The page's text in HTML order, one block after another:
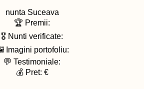
nunta Suceava
🏆 Premii:
🎖️ Nunti verificate:
Imagini portofoliu:
💬 Testimoniale:
💰 Pret: €